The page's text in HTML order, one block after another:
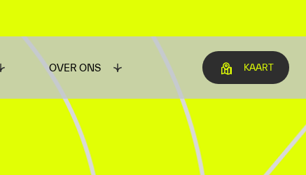
OVER ONS KAART